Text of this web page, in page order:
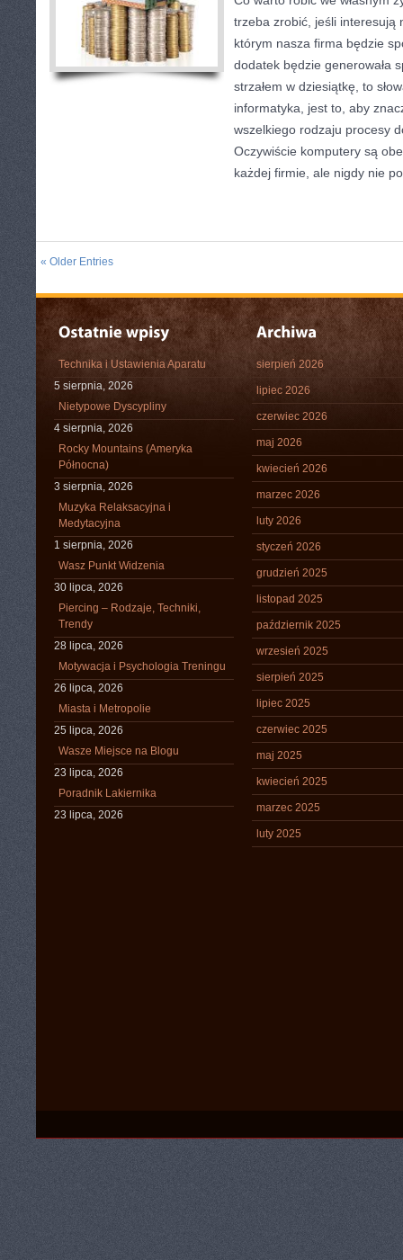
trzeba zrobić, jeśli interesują
którym nasza firma będzie
dodatek będzie generowała
strzałem w dziesiątkę, to
informatyka, jest to, aby
wszelkiego rodzaju procesy
Oczywiście komputery są
każdej firmie, ale nigdy nie
« Older Entries
Technika i Ustawienia Aparatu
5 sierpnia, 2026
Nietypowe Dyscypliny
4 sierpnia, 2026
Rocky Mountains (Ameryka
Północna)
3 sierpnia, 2026
Muzyka Relaksacyjna i
Medytacyjna
1 sierpnia, 2026
Wasz Punkt Widzenia
30 lipca, 2026
Piercing – Rodzaje, Techniki,
Trendy
28 lipca, 2026
Motywacja i Psychologia Treningu
26 lipca, 2026
Miasta i Metropolie
25 lipca, 2026
Wasze Miejsce na Blogu
23 lipca, 2026
Poradnik Lakiernika
23 lipca, 2026
sierpień 2026
lipiec 2026
czerwiec 2026
maj 2026
kwiecień 2026
marzec 2026
luty 2026
styczeń 2026
grudzień 2025
listopad 2025
październik 2025
wrzesień 2025
sierpień 2025
lipiec 2025
czerwiec 2025
maj 2025
kwiecień 2025
marzec 2025
luty 2025